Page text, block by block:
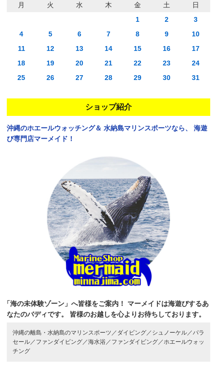
月 火 水 木 金 土
日
1
2
3
4
5 6 7 8 9
10
11
12 13 14 15 16
17
18
19 20 21 22 23
24
25
26 27 28 29 30 31
ショップ紹介
沖縄のホエールウォッチング＆ 水納島マリンスポーツなら、
海遊
び専門店マーメイド！
「海の未体験ゾーン」へ皆様をご案内！
マーメイドは海遊びするあ
なたのバディです。
皆様のお越しを心よりお待ちしております。
沖縄の離島・水納島のマリンスポーツ／ ダイビング／ シュノーケル／パラ
セール／ ファンダイビング／海水浴／ ファンダイビング／ホエールウォッ
チング